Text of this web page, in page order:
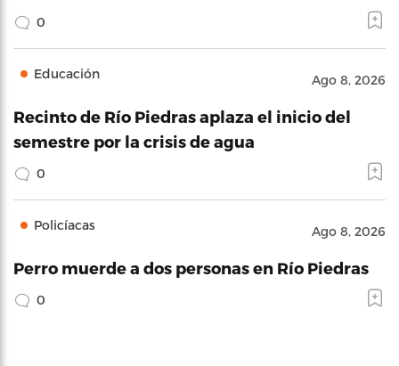
0
Educación Ago 8, 2026
Recinto de Río Piedras aplaza el inicio del
semestre por la crisis de agua
0
Policíacas Ago 8, 2026
Perro muerde a dos personas en Río Piedras
0